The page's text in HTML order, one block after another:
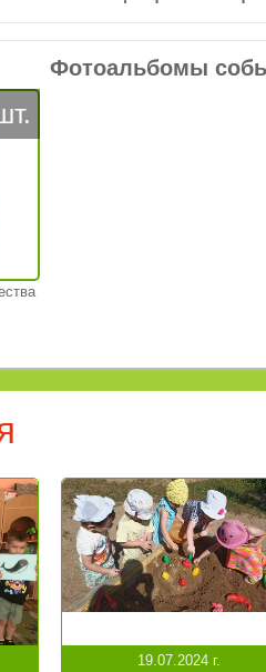
Фотоальбомы
19.07.2024 г.